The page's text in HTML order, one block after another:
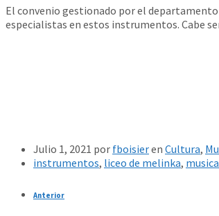
El convenio gestionado por el
especialistas en estos instrumentos. Cabe
Julio 1, 2021 por fboisieren Cultura,
instrumentos, liceo de melinka,
Anterior